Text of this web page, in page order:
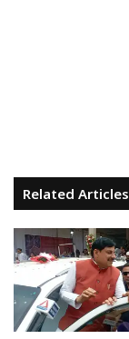
Related Articles